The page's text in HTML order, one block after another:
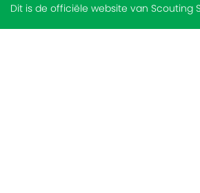
Dit is de officiële website van Scouting